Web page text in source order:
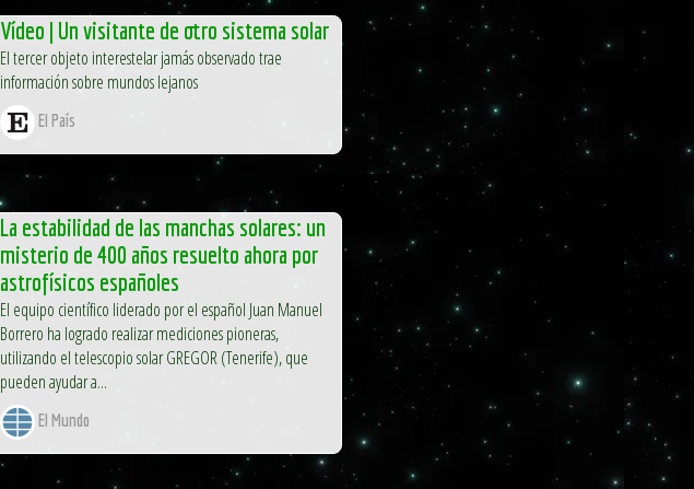
Vídeo | Un visitante de otro sistema solar
El tercer objeto interestelar jamás observado trae
información sobre mundos lejanos
El País
La estabilidad de las manchas solares: un
misterio de 400 años resuelto ahora por
astrofísicos españoles
El equipo científico liderado por el español Juan Manuel
Borrero ha logrado realizar mediciones pioneras,
utilizando el telescopio solar GREGOR (Tenerife), que
pueden ayudar a...
El Mundo